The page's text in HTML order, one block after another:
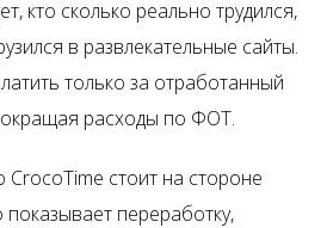
кто сколько реально трудился,
в развлекательные сайты.
только за отработанный
расходы по ФОТ.
CrocoTime стоит на стороне
показывает переработку,